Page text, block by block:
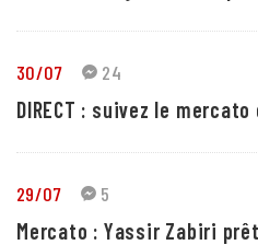
30/07 24
DIRECT : suivez le
29/07 5
Mercato : Yassir Zabiri